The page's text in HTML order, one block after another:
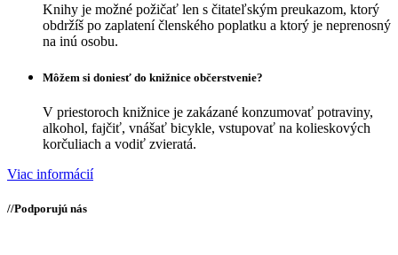
Knihy je možné požičať len s čitateľským preukazom, ktorý
obdržíš po zaplatení členského poplatku a ktorý je neprenosný
na inú osobu.
Môžem si doniesť do knižnice občerstvenie?
V priestoroch knižnice je zakázané konzumovať potraviny,
alkohol, fajčiť, vnášať bicykle, vstupovať na kolieskových
korčuliach a vodiť zvieratá.
Viac informácií
//Podporujú nás